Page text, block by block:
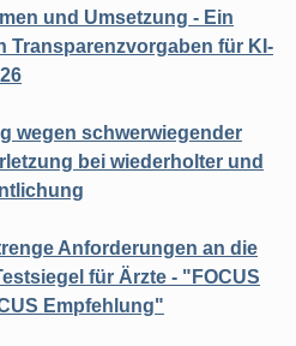
und Umsetzung - Ein
Transparenzvorgaben für KI-
wegen schwerwiegender
bei wiederholter und
Anforderungen an die
für Ärzte - "FOCUS
Empfehlung"